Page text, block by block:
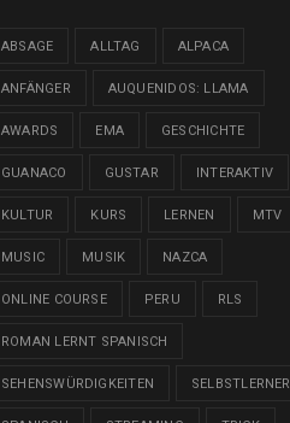
ABSAGE ALLTAG ALPACA
ANFÄNGER AUQUENIDOS: LLAMA
AWARDS EMA GESCHICHTE
GUANACO GUSTAR INTERAKTIV
KULTUR KURS LERNEN MTV
MUSIC MUSIK NAZCA
ONLINE COURSE PERU RLS
ROMAN LERNT SPANISCH
SEHENSWÜRDIGKEITEN SELBSTLERNER